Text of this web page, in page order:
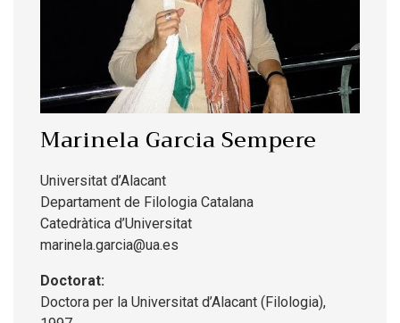
Marinela Garcia Sempere
Universitat d’Alacant
Departament de Filologia Catalana
Catedràtica d’Universitat
marinela.garcia@ua.es
Doctorat:
Doctora per la Universitat d’Alacant (Filologia),